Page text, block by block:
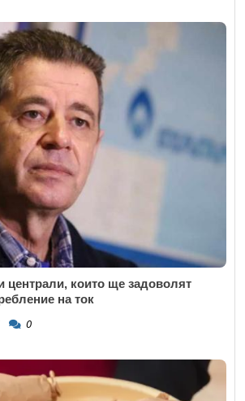
които ще задоволят
на ток
0